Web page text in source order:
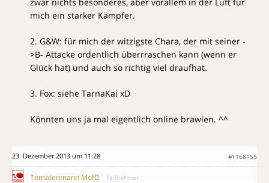
mich ein starker Kämpfer.
2. G&W: für mich der witzigste Chara, der mit seiner -
>B- Attacke ordentlich überrraschen kann (wenn er
Glück hat) und auch so richtig viel draufhat.
3. Fox: siehe TarnaKai xD
Könnten uns ja mal eigentlich online brawlen. ^^
23. Dezember 2013 um 11:28 #1168155
Tomatenmann MofD Teilnehmer